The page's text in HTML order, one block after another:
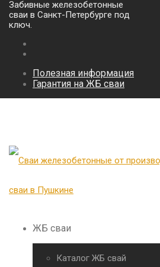
Забивные железобетонные
сваи в Санкт-Петербурге под
ключ.
Полезная информация
Гарантия на ЖБ сваи
ЖБ сваи
Каталог ЖБ свай